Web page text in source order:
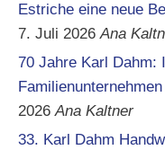
Estriche eine neue
7. Juli 2026 Ana
70 Jahre Karl Dahm:
2026 Ana Kaltner
33. Karl Dahm